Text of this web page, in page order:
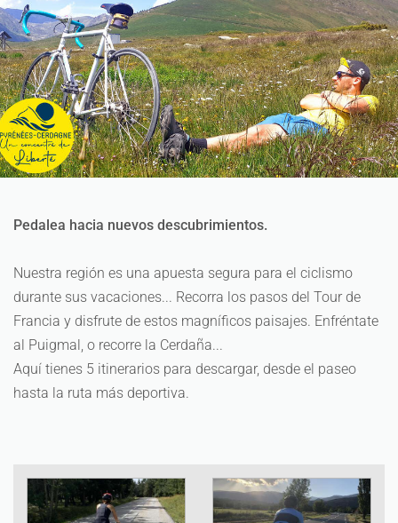
Pedalea hacia nuevos descubrimientos.
Nuestra región es una apuesta segura para el ciclismo
durante sus vacaciones... Recorra los pasos del Tour de
Francia y disfrute de estos magníficos paisajes. Enfréntate
al Puigmal, o recorre la Cerdaña...
Aquí tienes 5 itinerarios para descargar, desde el paseo
hasta la ruta más deportiva.